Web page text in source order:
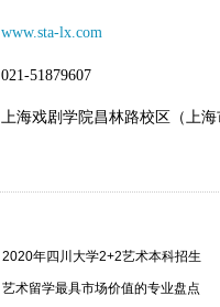
www.sta-lx.com
021-51879607
上海戏剧学院昌林路校区（上海
2020年四川大学2+2艺术本科招生
艺术留学最具市场价值的专业盘点